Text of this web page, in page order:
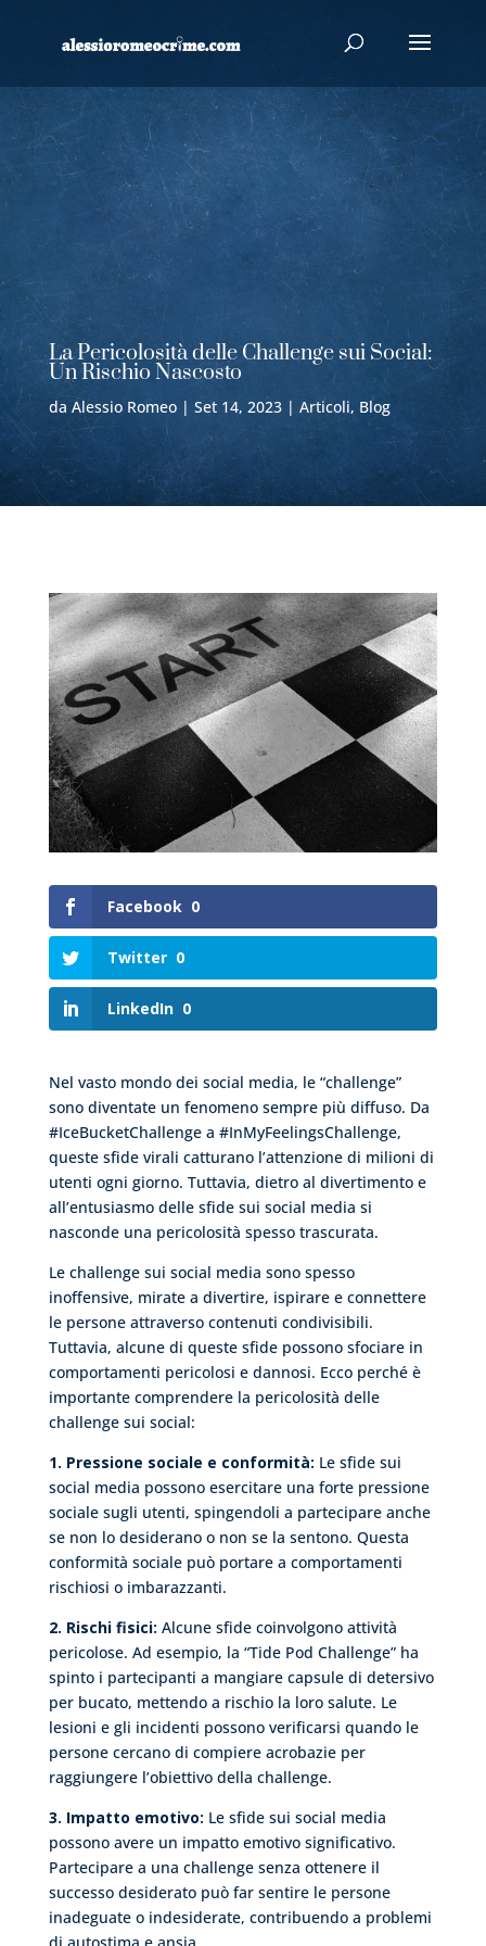
La Pericolosità delle Challenge sui Social:
Un Rischio Nascosto
da Alessio Romeo| Set 14, 2023| Articoli, Blog
Facebook 0
Twitter 0
LinkedIn 0
Nel vasto mondo dei social media, le “challenge”
sono diventate un fenomeno sempre più diffuso. Da
#IceBucketChallenge a #InMyFeelingsChallenge,
queste sfide virali catturano l’attenzione di milioni di
utenti ogni giorno. Tuttavia, dietro al divertimento e
all’entusiasmo delle sfide sui social media si
nasconde una pericolosità spesso trascurata.
Le challenge sui social media sono spesso
inoffensive, mirate a divertire, ispirare e connettere
le persone attraverso contenuti condivisibili.
Tuttavia, alcune di queste sfide possono sfociare in
comportamenti pericolosi e dannosi. Ecco perché è
importante comprendere la pericolosità delle
challenge sui social:
1. Pressione sociale e conformità: Le sfide sui
social media possono esercitare una forte pressione
sociale sugli utenti, spingendoli a partecipare anche
se non lo desiderano o non se la sentono. Questa
conformità sociale può portare a comportamenti
rischiosi o imbarazzanti.
2. Rischi fisici: Alcune sfide coinvolgono attività
pericolose. Ad esempio, la “Tide Pod Challenge” ha
spinto i partecipanti a mangiare capsule di detersivo
per bucato, mettendo a rischio la loro salute. Le
lesioni e gli incidenti possono verificarsi quando le
persone cercano di compiere acrobazie per
raggiungere l’obiettivo della challenge.
3. Impatto emotivo: Le sfide sui social media
possono avere un impatto emotivo significativo.
Partecipare a una challenge senza ottenere il
successo desiderato può far sentire le persone
inadeguate o indesiderate, contribuendo a problemi